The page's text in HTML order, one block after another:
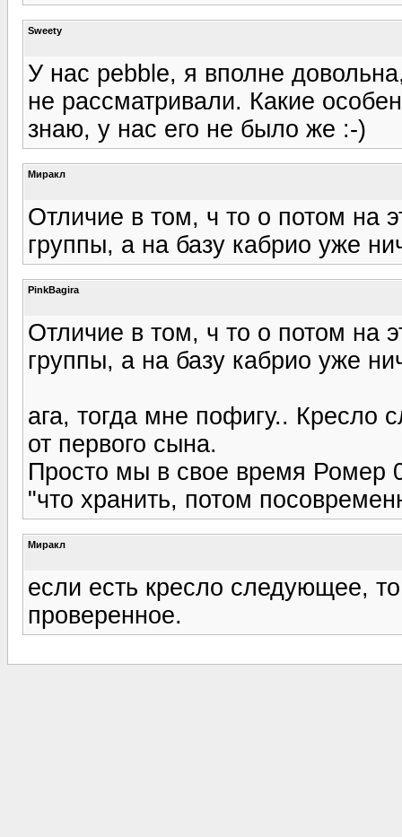
Sweety
У нас pebble, я вполне
не рассматривали. Какие
знаю, у нас его не было же :-)
Миракл
Отличие в том, ч то о потом на
группы, а на базу кабрио уже
PinkBagira
Отличие в том, ч то о потом на
группы, а на базу кабрио уже
ага, тогда мне пофигу.. Кресло
от первого сына.
Просто мы в свое время Ромер
"что хранить, потом
Миракл
если есть кресло следующее,
проверенное.